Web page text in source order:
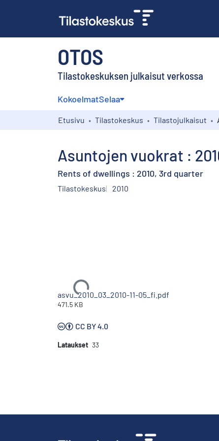
OTOS
Tilastokeskuksen julkaisut verkossa
KokoelmatSelaa
Etusivu Tilastokeskus Tilastojulkaisut
Asuntojen vuokrat :
Rents of dwellings : 2010, 3rd quarter
Tilastokeskus 2010
Ladataan...
asvu_2010_03_2010-11-05_fi.pdf
471.5 KB
CC BY 4.0
Lataukset 33